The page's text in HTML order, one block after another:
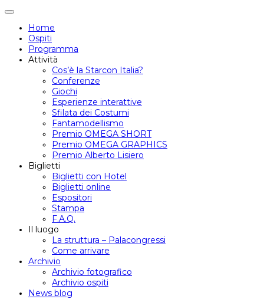
Attiva/disattiva
navigazione
Home
Ospiti
Programma
Attività
Cos’è la Starcon Italia?
Conferenze
Giochi
Esperienze interattive
Sfilata dei Costumi
Fantamodellismo
Premio OMEGA SHORT
Premio OMEGA GRAPHICS
Premio Alberto Lisiero
Biglietti
Biglietti con Hotel
Biglietti online
Espositori
Stampa
F.A.Q.
Il luogo
La struttura – Palacongressi
Come arrivare
Archivio
Archivio fotografico
Archivio ospiti
News blog